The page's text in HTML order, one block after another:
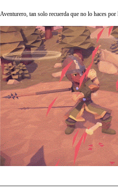
Aventurero, tan solo recuerda que no lo haces